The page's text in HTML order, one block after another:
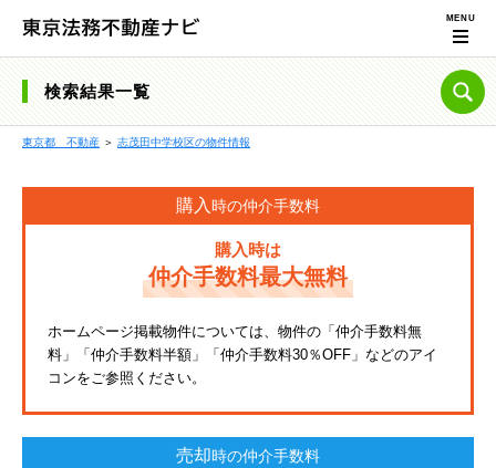
検索結果一覧
東京都 不動産 ＞ 志茂田中学校区の物件情報
購入時の仲介手数料
購入時は
仲介手数料最大無料
ホームページ掲載物件については、物件の「仲介手数料無
料」「仲介手数料半額」「仲介手数料30％OFF」などのアイ
コンをご参照ください。
売却時の仲介手数料